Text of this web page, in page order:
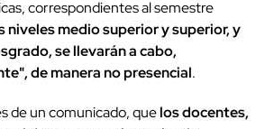
correspondientes al semestre
niveles medio superior y superior, y
se llevarán a cabo,
de manera no presencial.
de un comunicado, quelos docentes,